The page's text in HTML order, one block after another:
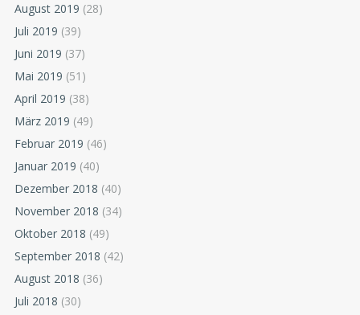
August 2019 (28)
Juli 2019 (39)
Juni 2019 (37)
Mai 2019 (51)
April 2019 (38)
März 2019 (49)
Februar 2019 (46)
Januar 2019 (40)
Dezember 2018 (40)
November 2018 (34)
Oktober 2018 (49)
September 2018 (42)
August 2018 (36)
Juli 2018 (30)